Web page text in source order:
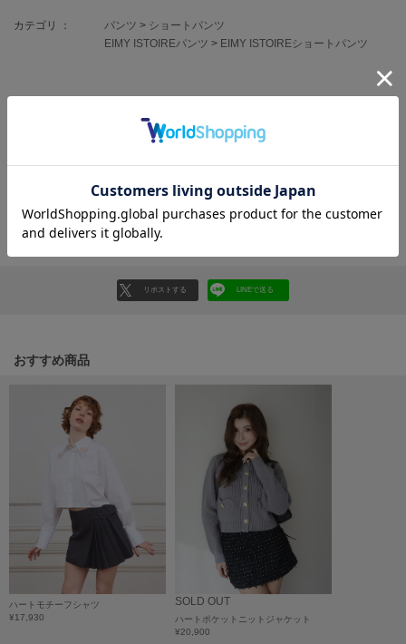
ジェラート ピケ キャットアンドドッグ
gelato pique Sleep
ジェラート ピケ スリープ
Henon.
KEEN
キーン
カテゴリ ： パンツ > ショートパンツ
EIMY ISTOIREパンツ > EIMY ISTOIREショートパンツ
レビューを書く
返品・キャンセルについて
リポストする LINEで送る
おすすめ商品
ハートモチーフシャツ
¥17,930
SOLD OUT
ハートポケットニットジャケット
¥20,900